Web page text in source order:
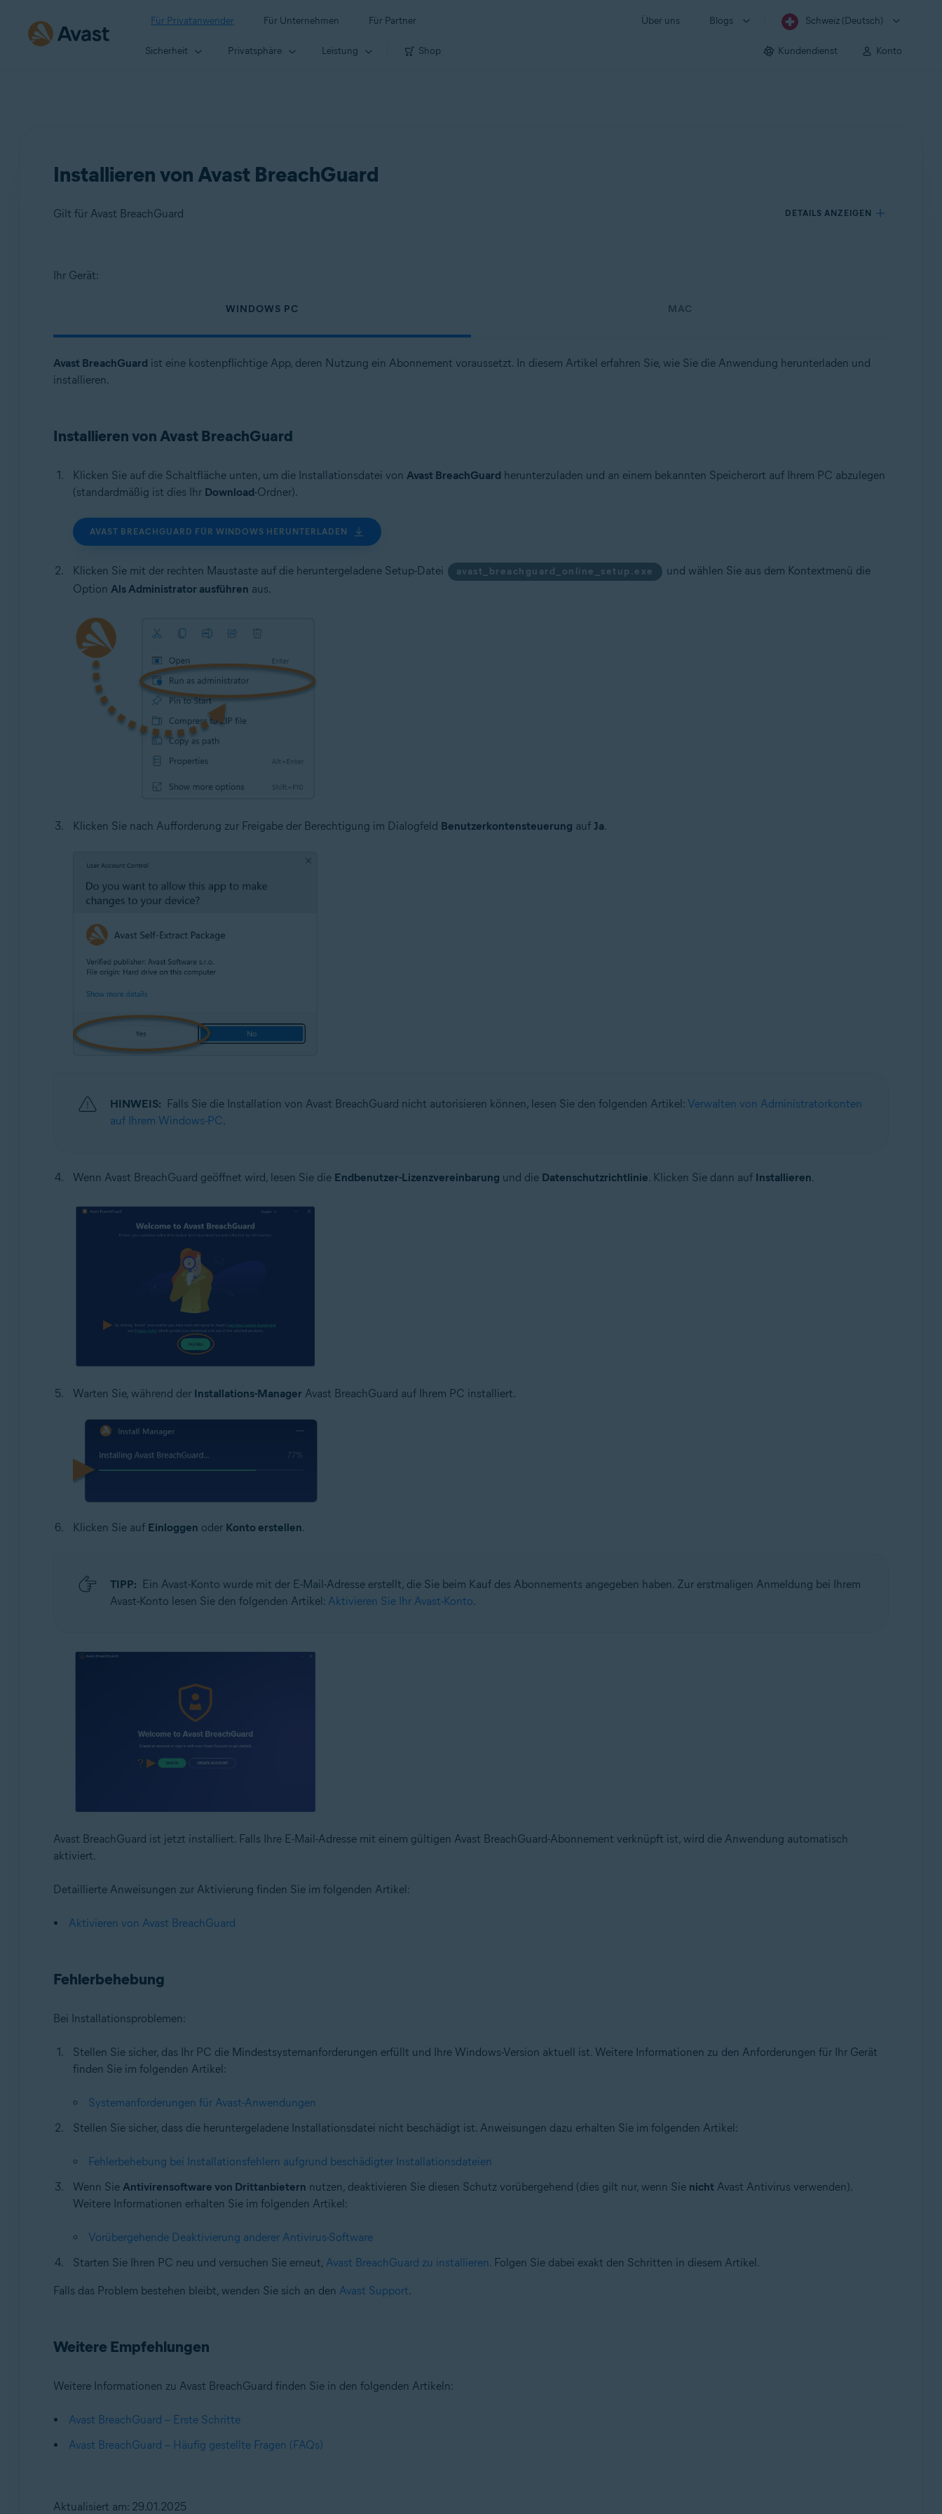
Für Privatanwender Für Unternehmen Für Partner Über uns Blogs Schweiz (Deutsch)
Sicherheit Privatsphäre Leistung Shop Kundendienst Konto
Installieren von Avast BreachGuard
Gilt für Avast BreachGuard DETAILS ANZEIGEN
Produkte:
macOS
Ihr Gerät:
WINDOWS PC MAC
Avast BreachGuard ist eine kostenpflichtige App, deren Nutzung ein Abonnement voraussetzt. In diesem Artikel erfahren Sie, wie Sie die Anwendung herunterladen und
installieren.
Installieren von Avast BreachGuard
Klicken Sie auf die Schaltfläche unten, um die Installationsdatei von Avast BreachGuard herunterzuladen und an einem bekannten Speicherort auf Ihrem PC abzulegen
(standardmäßig ist dies Ihr Download-Ordner).
AVAST BREACHGUARD FÜR WINDOWS HERUNTERLADEN
Klicken Sie mit der rechten Maustaste auf die heruntergeladene Setup-Datei avast_breachguard_online_setup.exe
und wählen Sie aus dem Kontextmenü die
Option Als Administrator ausführen aus.
Klicken Sie nach Aufforderung zur Freigabe der Berechtigung im Dialogfeld Benutzerkontensteuerung auf Ja.
HINWEIS: Falls Sie die Installation von Avast BreachGuard nicht autorisieren können, lesen Sie den folgenden Artikel: Verwalten von Administratorkonten
auf Ihrem Windows-PC.
Wenn Avast BreachGuard geöffnet wird, lesen Sie die Endbenutzer-Lizenzvereinbarung und die Datenschutzrichtlinie. Klicken Sie dann auf Installieren.
Warten Sie, während der Installations-Manager Avast BreachGuard auf Ihrem PC installiert.
Klicken Sie auf Einloggen oder Konto erstellen.
TIPP: Ein Avast-Konto wurde mit der E-Mail-Adresse erstellt, die Sie beim Kauf des Abonnements angegeben haben. Zur erstmaligen Anmeldung bei Ihrem
Avast-Konto lesen Sie den folgenden Artikel: Aktivieren Sie Ihr Avast-Konto.
Avast BreachGuard ist jetzt installiert. Falls Ihre E-Mail-Adresse mit einem gültigen Avast BreachGuard-Abonnement verknüpft ist, wird die Anwendung automatisch
aktiviert.
Detaillierte Anweisungen zur Aktivierung finden Sie im folgenden Artikel:
Aktivieren von Avast BreachGuard
Fehlerbehebung
Bei Installationsproblemen:
Stellen Sie sicher, das Ihr PC die Mindestsystemanforderungen erfüllt und Ihre Windows-Version aktuell ist. Weitere Informationen zu den Anforderungen für Ihr Gerät
finden Sie im folgenden Artikel:
Systemanforderungen für Avast-Anwendungen
Stellen Sie sicher, dass die heruntergeladene Installationsdatei nicht beschädigt ist. Anweisungen dazu erhalten Sie im folgenden Artikel:
Fehlerbehebung bei Installationsfehlern aufgrund beschädigter Installationsdateien
Wenn Sie Antivirensoftware von Drittanbietern nutzen, deaktivieren Sie diesen Schutz vorübergehend (dies gilt nur, wenn Sie nicht Avast Antivirus verwenden).
Weitere Informationen erhalten Sie im folgenden Artikel:
Vorübergehende Deaktivierung anderer Antivirus-Software
Starten Sie Ihren PC neu und versuchen Sie erneut, Avast BreachGuard zu installieren. Folgen Sie dabei exakt den Schritten in diesem Artikel.
Falls das Problem bestehen bleibt, wenden Sie sich an den Avast Support.
Weitere Empfehlungen
Weitere Informationen zu Avast BreachGuard finden Sie in den folgenden Artikeln:
Avast BreachGuard – Erste Schritte
Avast BreachGuard – Häufig gestellte Fragen (FAQs)
Aktualisiert am: 29.01.2025